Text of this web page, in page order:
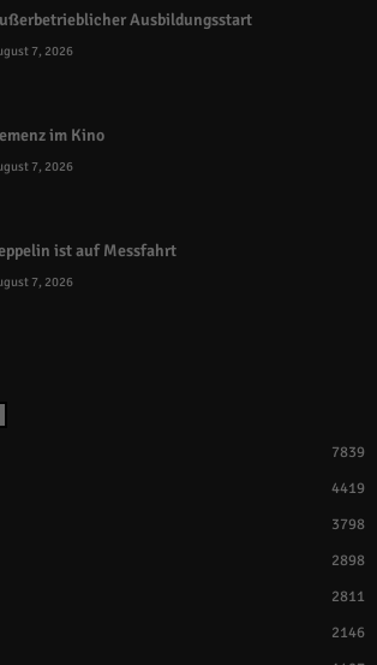
Ausbildungsstart
7, 2026
im Kino
7, 2026
ist auf Messfahrt
7, 2026
7839
4419
3798
2898
2811
2146